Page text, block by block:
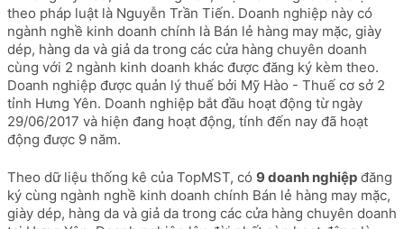
thuế
...
theo pháp luật là Nguyễn Trần Tiến. Doanh nghiệp này có
ngành nghề kinh doanh chính là Bán lẻ hàng may mặc, giày
dép, hàng da và giả da trong các cửa hàng chuyên doanh
cùng với 2 ngành kinh doanh khác được đăng ký kèm theo.
Doanh nghiệp được quản lý thuế bởi Mỹ Hào - Thuế cơ sở 2
tỉnh Hưng Yên. Doanh nghiệp bắt đầu hoạt động từ ngày
29/06/2017 và hiện đang hoạt động, tính đến nay đã hoạt
động được 9 năm.
Theo dữ liệu thống kê của TopMST, có 9 doanh nghiệp đăng
ký cùng ngành nghề kinh doanh chính Bán lẻ hàng may mặc,
giày dép, hàng da và giả da trong các cửa hàng chuyên doanh